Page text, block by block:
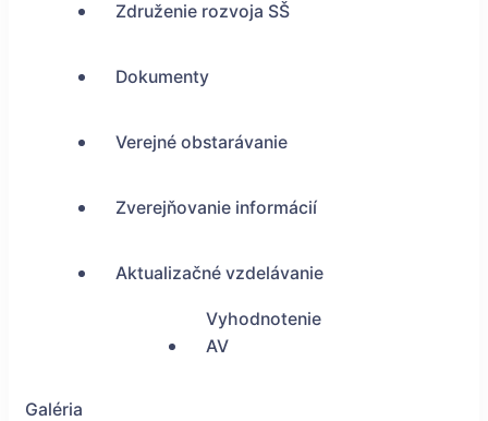
Združenie rozvoja SŠ
Dokumenty
Verejné obstarávanie
Zverejňovanie informácií
Aktualizačné vzdelávanie
Vyhodnotenie
AV
Galéria